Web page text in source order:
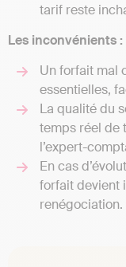
tarif reste
Les inconvénients :
Un forfait mal
essentielles,
La qualité du
temps réel de
l’expert-
En cas
forfait devient
renégociation.